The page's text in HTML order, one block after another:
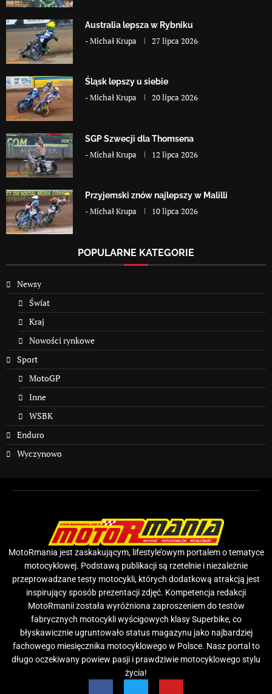
Australia lepsza w Rybniku
-Michał Krupa 27 lipca 2026
Śląsk lepszy u siebie
-Michał Krupa 20 lipca 2026
SGP Szwecji dla Thomsena
-Michał Krupa 12 lipca 2026
Przyjemski znów najlepszy w Malilli
-Michał Krupa 10 lipca 2026
POPULARNE KATEGORIE
Newsy
Świat
Kraj
Nowości rynkowe
Sport
MotoGP
Inne
WSBK
Enduro
Wyczynowo
MotoRmania jest zaskakującym, lifestyle’owym portalem o tematyce
motocyklowej. Podstawą publikacji są rzetelnie i niezależnie
przeprowadzane testy motocykli, których dodatkową atrakcją jest
inspirujący sposób prezentacji zdjęć. Kompetencja redakcji
MotoRmanii została wyróżniona zaproszeniem do testów
fabrycznych motocykli wyścigowych klasy Superbike, co
błyskawicznie ugruntowało status magazynu jako najbardziej
fachowego miesięcznika motocyklowego w Polsce. Nasz portal to
długo oczekiwany powiew pasji i prawdziwie motocyklowego stylu
życia!